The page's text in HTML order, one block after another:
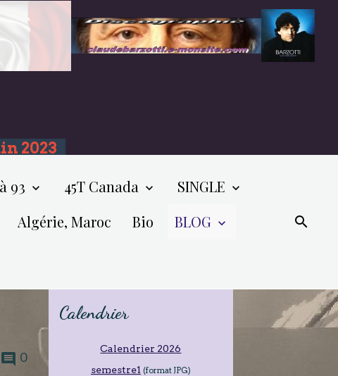
2023
93 45T Canada
SINGLE
Algérie, Maroc Bio
BLOG
0
Calendrier
Calendrier 2026
semestre1 (format JPG)